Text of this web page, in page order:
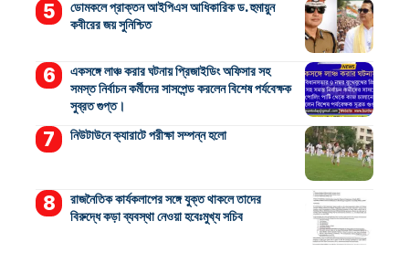
ডোমকলে প্রাক্তন আইপিএস আধিকারিক ড. হুমায়ুন
কবীরের জয় সুনিশ্চিত
একসঙ্গে লাঞ্চ করার ঘটনায় প্রিজাইডিং অফিসার সহ
সমস্ত নির্বাচন কর্মীদের সাসপেন্ড করলেন বিশেষ পর্যবেক্ষক
সুব্রত গুপ্ত।
নিউটাউনে ক্যারাটে পরীক্ষা সম্পন্ন হলো
রাজনৈতিক কার্যকলাপের সঙ্গে যুক্ত থাকলে তাদের
বিরুদ্ধে কড়া ব্যবস্থা নেওয়া হবেঃমুখ্য সচিব